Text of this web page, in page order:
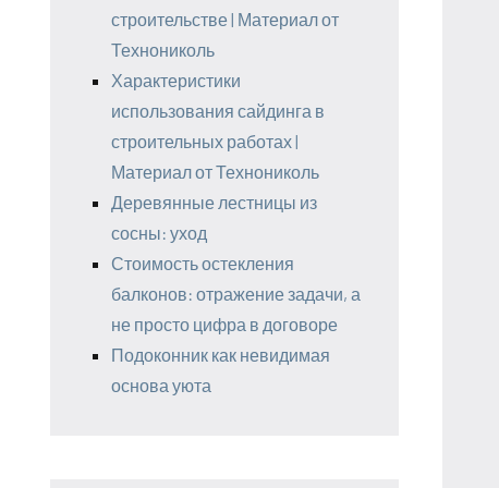
строительстве | Материал от
Технониколь
Характеристики
использования сайдинга в
строительных работах |
Материал от Технониколь
Деревянные лестницы из
сосны: уход
Стоимость остекления
балконов: отражение задачи, а
не просто цифра в договоре
Подоконник как невидимая
основа уюта